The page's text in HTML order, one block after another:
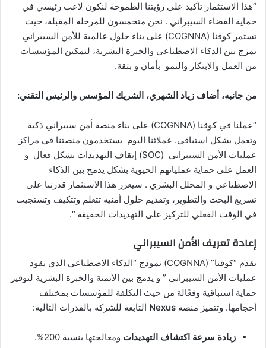
“هذا الاستثمار تأكيد على رؤيتنا الطموحة لنكون لاعب رئيسي في
حماية الفضاء السيبراني . نحن متحمسون للمرحلة المقبلة، حيث
تستمر كوقنا (COGNNA) على بناء حلول عالمية للأمن السيبراني
تمزج بين الذكاء الاصطناعي والخبرة البشرية، لتمكين المؤسسات
من العمل والابتكار والنمو بأمان و بثقة.
من جانبه، أضاف زياد الشهري، الشريك المؤسس والرئيس التقني:
“عملنا في كوقنا (COGNNA) على بناء منصة أمن سيبراني ذكية
وتعمل بشكل استباقي. عملائنا اليوم يستخدمون منصتنا في مراكز
عمليات الأمن السيبراني (SOC) إيقاف التهديدات بشكل فعال و
العمل على حماية عملياتهم الحيوية بشكل يدمج بين الذكاء
الاصطناعي و المحلل البشري . سيعزز هذا الاستثمار قدرتنا على
تسريع البحث والتطوير، وتقديم حلول أمنية تتعلم وتتكيف وتستجيب
في الوقت الفعلي للتركيز على التهديدات الحقيقة “.
إعادة تعريف الأمن السيبراني
تقدم “كوقنا” (COGNNA) نموذج “الذكاء الاصطناعي الذي يقود
عمليات الأمن السيبراني ” و يدمج بين الأتمتة والخبرة البشرية لتوفير
حماية استباقية وفعّالة من حيث التكلفة للمؤسسات بمختلف
أحجامها. وتتميز منصة Nexus التابعة للشركة بالقدرات التالية:
زيادة سرعة اكتشاف التهديدات ومعالجتها بنسبة 200%.